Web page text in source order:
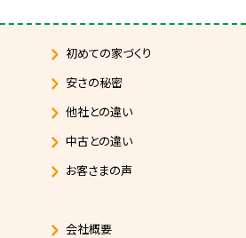
初めての家づくり
安さの秘密
他社との違い
中古との違い
お客さまの声
会社概要